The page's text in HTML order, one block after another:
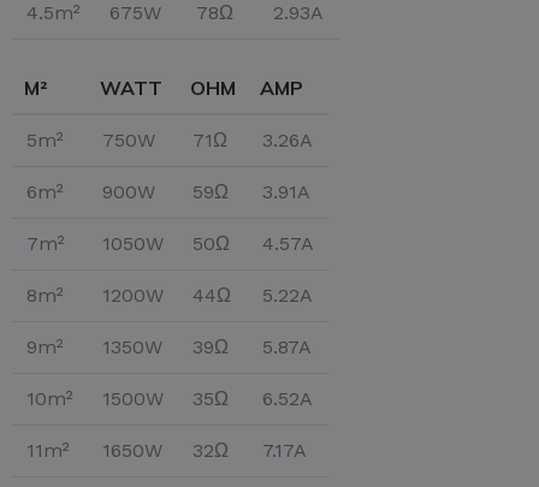
4.5m² 675W 78Ω 2.93A
M² WATT OHM AMP
5m² 750W 71Ω 3.26A
6m² 900W 59Ω 3.91A
7m² 1050W 50Ω 4.57A
8m² 1200W 44Ω 5.22A
9m² 1350W 39Ω 5.87A
10m² 1500W 35Ω 6.52A
11m² 1650W 32Ω 7.17A